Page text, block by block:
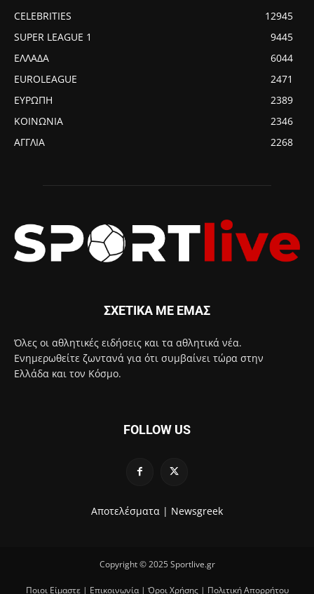
CELEBRITIES
12945
SUPER LEAGUE 1
9445
ΕΛΛΑΔΑ
6044
EUROLEAGUE
2471
ΕΥΡΩΠΗ
2389
ΚΟΙΝΩΝΙΑ
2346
ΑΓΓΛΙΑ
2268
ΣΧΕΤΙΚΑ ΜΕ ΕΜΑΣ
Όλες οι αθλητικές ειδήσεις και τα αθλητικά νέα.
Ενημερωθείτε ζωντανά για ότι συμβαίνει τώρα στην
Ελλάδα και τον Κόσμο.
FOLLOW US
Αποτελέσματα | Newsgreek
Copyright © 2025 Sportlive.gr
Ποιοι Είμαστε| Επικοινωνία| Όροι Χρήσης| Πολιτική Απορρήτου